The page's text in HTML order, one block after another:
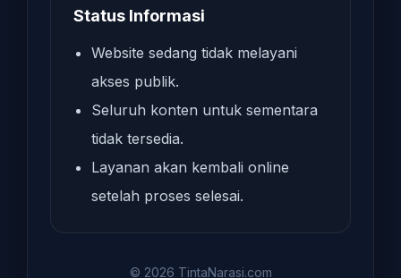
Status Informasi
Website sedang tidak melayani
akses publik.
Seluruh konten untuk sementara
tidak tersedia.
Layanan akan kembali online
setelah proses selesai.
© 2026 TintaNarasi.com